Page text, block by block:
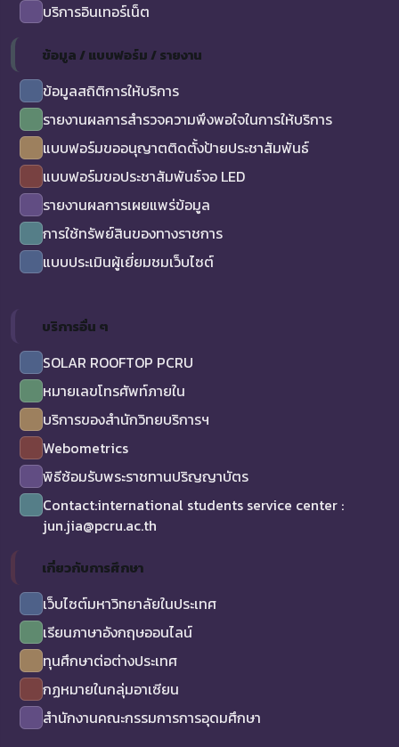
บริการอินเทอร์เน็ต
ข้อมูล / แบบฟอร์ม / รายงาน
ข้อมูลสถิติการให้บริการ
รายงานผลการสำรวจความพึงพอใจในการให้บริการ
แบบฟอร์มขออนุญาตติดตั้งป้ายประชาสัมพันธ์
แบบฟอร์มขอประชาสัมพันธ์จอ LED
รายงานผลการเผยแพร่ข้อมูล
การใช้ทรัพย์สินของทางราชการ
แบบประเมินผู้เยี่ยมชมเว็บไซต์
บริการอื่น ๆ
SOLAR ROOFTOP PCRU
หมายเลขโทรศัพท์ภายใน
บริการของสำนักวิทยบริการฯ
Webometrics
พิธีซ้อมรับพระราชทานปริญญาบัตร
Contact:international students service center :
jun.jia@pcru.ac.th
เกี่ยวกับการศึกษา
เว็บไซต์มหาวิทยาลัยในประเทศ
เรียนภาษาอังกฤษออนไลน์
ทุนศึกษาต่อต่างประเทศ
กฏหมายในกลุ่มอาเซียน
สำนักงานคณะกรรมการการอุดมศึกษา